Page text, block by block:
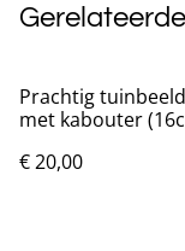
Prachtig
met kabouter
€ 20,00